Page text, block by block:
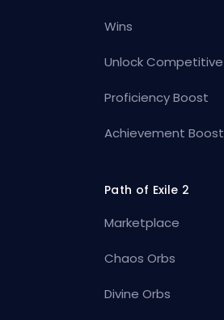
Wins
Unlock Competitive
Proficiency Boost
Achievement Boost
Path of Exile 2
Marketplace
Chaos Orbs
Divine Orbs